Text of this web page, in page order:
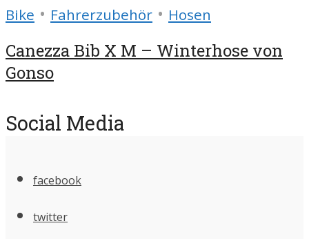
Bike • Fahrerzubehör • Hosen
Canezza Bib X M – Winterhose von
Gonso
Social Media
facebook
twitter